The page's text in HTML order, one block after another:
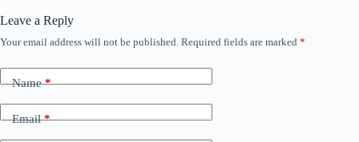
Leave a Reply
Your email address will not be published. Required fields are marked *
Name*
Email*